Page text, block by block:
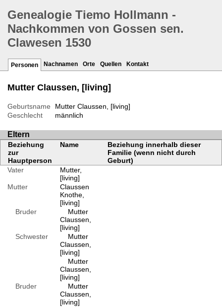
Genealogie Tiemo Hollmann -
Nachkommen von Gossen sen.
Clawesen 1530
Personen Nachnamen Orte Quellen Kontakt
Mutter Claussen, [living]
Geburtsname
Mutter Claussen, [living]
Geschlecht
männlich
Eltern
Beziehung
zur
Hauptperson
Name
Beziehung innerhalb dieser
Familie (wenn nicht durch
Geburt)
Vater
Mutter,
[living]
Mutter
Claussen
Knothe,
[living]
Bruder
Mutter
Claussen,
[living]
Schwester
Mutter
Claussen,
[living]
Mutter
Claussen,
[living]
Bruder
Mutter
Claussen,
[living]